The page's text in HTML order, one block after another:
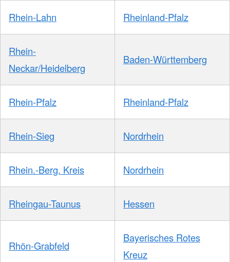
Rhein-Lahn Rheinland-Pfalz
Rhein-
Neckar/Heidelberg
Baden-Württemberg
Rhein-Pfalz Rheinland-Pfalz
Rhein-Sieg Nordrhein
Rhein.-Berg. Kreis Nordrhein
Rheingau-Taunus Hessen
Rhön-Grabfeld
Bayerisches Rotes
Kreuz